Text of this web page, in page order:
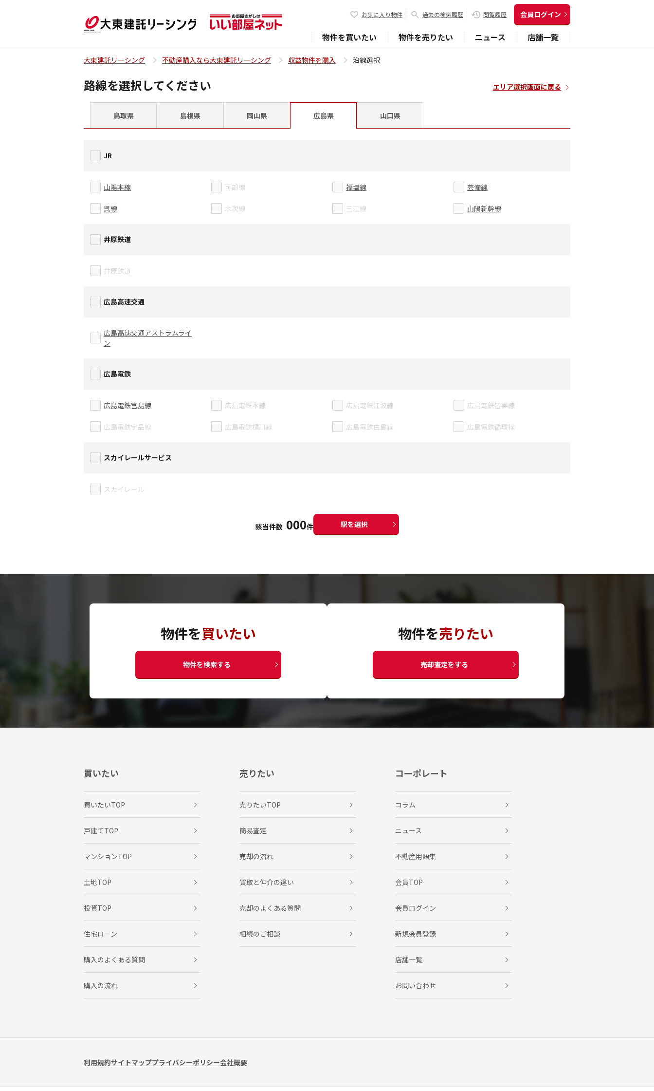
お気に入り物件 過去の検索履歴 閲覧履歴 会員ログイン
物件を買いたい 物件を売りたい ニュース 店舗一覧
大東建託リーシング 不動産購入なら大東建託リーシング 収益物件を購入 沿線選択
路線を選択してください エリア選択画面に戻る
鳥取県 島根県 岡山県 広島県 山口県
JR
山陽本線 可部線 福塩線 芸備線
呉線 木次線 三江線 山陽新幹線
井原鉄道
井原鉄道
広島高速交通
広島高速交通アストラムライ
ン
広島電鉄
広島電鉄宮島線 広島電鉄本線 広島電鉄江波線 広島電鉄皆実線
広島電鉄宇品線 広島電鉄横川線 広島電鉄白島線 広島電鉄循環線
スカイレールサービス
スカイレール
該当件数 000件 駅を選択
物件を買いたい
物件を検索する
物件を売りたい
売却査定をする
買いたい
買いたいTOP
戸建てTOP
マンションTOP
土地TOP
投資TOP
住宅ローン
購入のよくある質問
購入の流れ
売りたい
売りたいTOP
簡易査定
売却の流れ
買取と仲介の違い
売却のよくある質問
相続のご相談
コーポレート
コラム
ニュース
不動産用語集
会員TOP
会員ログイン
新規会員登録
店舗一覧
お問い合わせ
利用規約サイトマッププライバシーポリシー会社概要